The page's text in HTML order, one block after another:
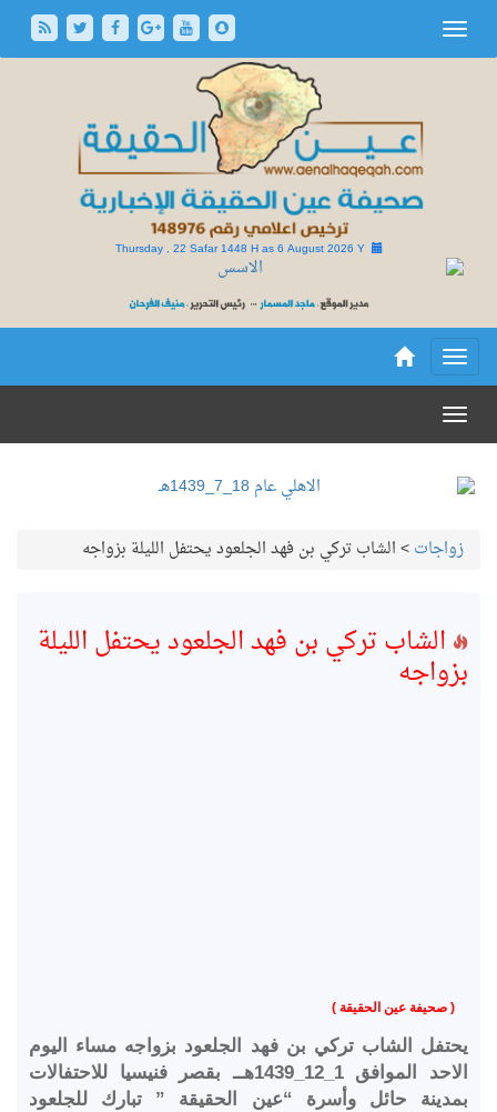
Thursday , 22 Safar 1448 H as6 August 2026 Y
زواجات>الشاب تركي بن فهد الجلعود يحتفل الليلة بزواجه
الشاب تركي بن فهد الجلعود يحتفل الليلة
بزواجه
( صحيفة عين الحقيقة )
يحتفل الشاب تركي بن فهد الجلعود بزواجه مساء اليوم
الاحد الموافق 1_12_1439هــ بقصر فنيسيا للاحتفالات
بمدينة حائل وأسرة “عين الحقيقة ” تبارك للجلعود